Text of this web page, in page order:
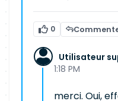
0
Utilisateur
1:18 PM
merci. Oui,